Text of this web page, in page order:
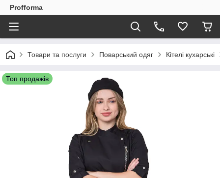
Profforma
Товари та послуги Поварський одяг Кітелі кухарські
Топ продажів